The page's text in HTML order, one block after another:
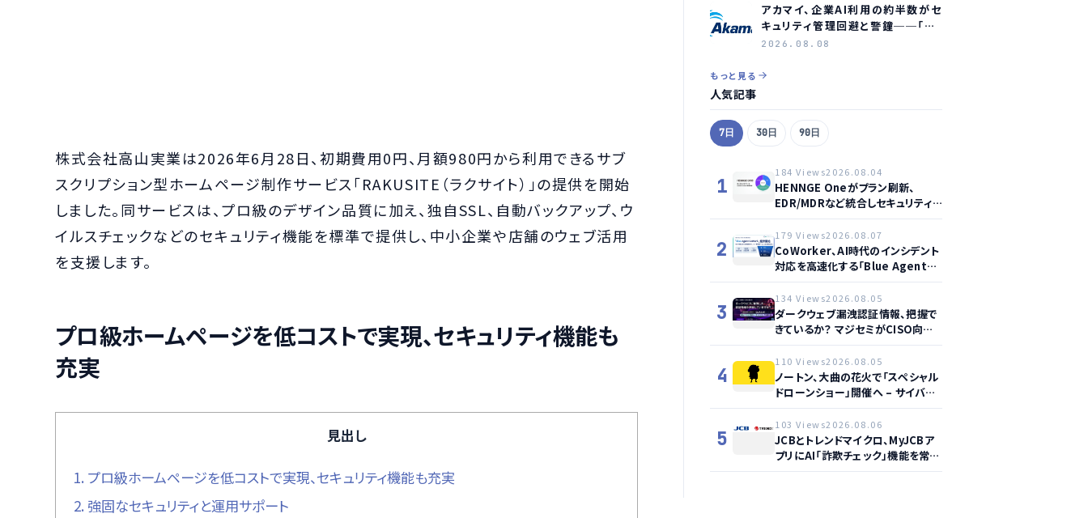
株式会社高山実業は2026年6月28日、初期費用0円、月額980円から利用できるサブ
スクリプション型ホームページ制作サービス「RAKUSITE（ラクサイト）」の提供を開始
しました。同サービスは、プロ級のデザイン品質に加え、独自SSL、自動バックアップ、ウ
イルスチェックなどのセキュリティ機能を標準で提供し、中小企業や店舗のウェブ活用
を支援します。
プロ級ホームページを低コストで実現、セキュリティ機能も
充実
見出し
1. プロ級ホームページを低コストで実現、セキュリティ機能も充実
2. 強固なセキュリティと運用サポート
アカマイ、企業AI利用の約半数がセ
キュリティ管理回避と警鐘──「シ
ャドーAI」が新たな脅威に
2026.08.08
もっと見る
人気記事
7日 30日 90日
1
184 Views2026.08.04
HENNGE Oneがプラン刷新、
EDR/MDRなど統合しセキュリティ
強化へ
2
179 Views2026.08.07
CoWorker、AI時代のインシデント
対応を高速化する「Blue Agent
CoWork」を提供開始
3
134 Views2026.08.05
ダークウェブ漏洩認証情報、把握で
きているか？ マジセミがCISO向け
ウェビナー開催へ
4
110 Views2026.08.05
ノートン、大曲の花火で「スペシャル
ドローンショー」開催へ – サイバー
セーフティ啓発
5
103 Views2026.08.06
JCBとトレンドマイクロ、MyJCBア
プリにAI「詐欺チェック」機能を常設
し不正対策を強化